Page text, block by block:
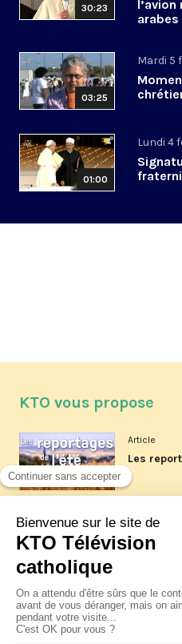
30:23
arabes
03:25
Mardi 5
01:00
Lundi 4
KTO vous propose
Article
Les
La visite
XIV à
Article
Le pape